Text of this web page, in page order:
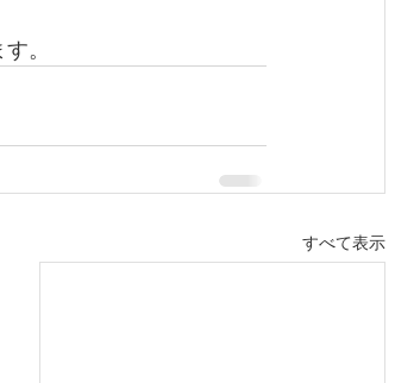
。
すべて表示